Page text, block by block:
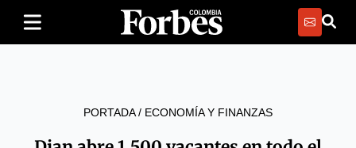
PORTADA/ ECONOMÍA Y FINANZAS